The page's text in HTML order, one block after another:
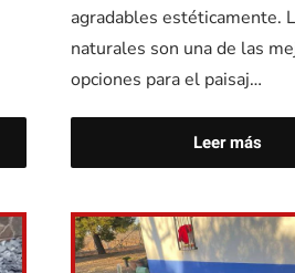
agradables estéticamente.
naturales son una de las
opciones para el paisaj…
Leer más